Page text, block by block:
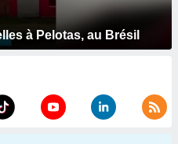
à Pelotas, au Brésil